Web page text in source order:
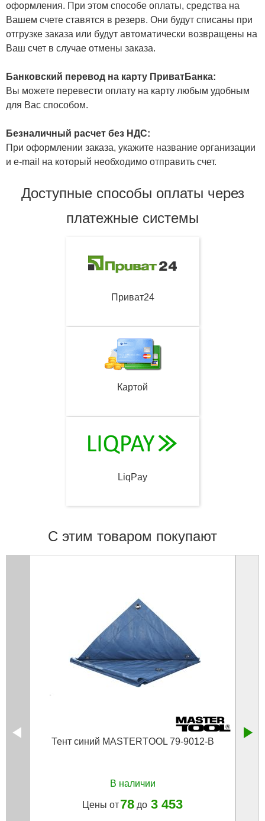
оформления. При этом способе оплаты, средства на
Вашем счете ставятся в резерв. Они будут списаны при
отгрузке заказа или будут автоматически возвращены на
Ваш счет в случае отмены заказа.
Банковский перевод на карту ПриватБанка:
Вы можете перевести оплату на карту любым удобным
для Вас способом.
Безналичный расчет без НДС:
При оформлении заказа, укажите название организации
и e-mail на который необходимо отправить счет.
Доступные способы оплаты через
платежные системы
Приват24
Картой
LiqPay
С этим товаром покупают
Тент синий MASTERTOOL 79-9012-В
В наличии
Цены от78 до 3 453
Нож